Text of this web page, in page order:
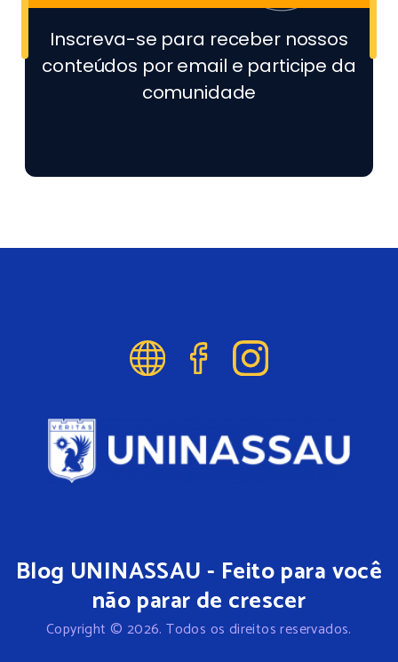
Inscreva-se para receber nossos
conteúdos por email e participe da
comunidade
Blog UNINASSAU - Feito para você
não parar de crescer
Copyright © 2026. Todos os direitos reservados.